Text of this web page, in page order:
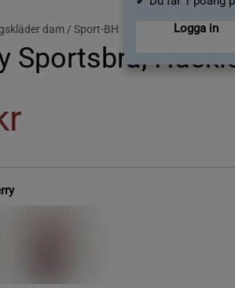
Logga in
dam / Sport-BH
Sportsbra,